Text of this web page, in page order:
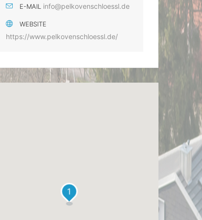
E-MAIL info@pelkovenschloessl.de
WEBSITE
https://www.pelkovenschloessl.de/
1